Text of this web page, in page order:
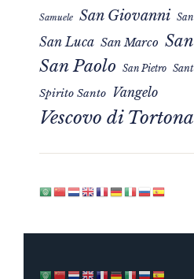
Samuele San Giovanni
San Luca San Marco
San Paolo San Pietro
Spirito Santo Vangelo
Vescovo di Tortona